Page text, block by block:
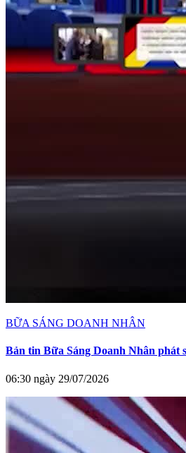
BỮA SÁNG DOANH NHÂN
Bản tin Bữa Sáng Doanh Nhân phát
06:30 ngày 29/07/2026